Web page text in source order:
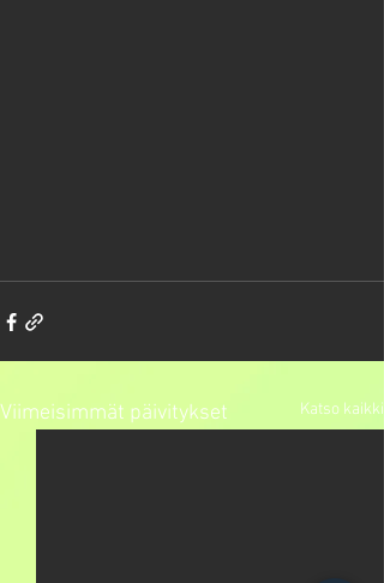
Viimeisimmät päivitykset Katso kaikki